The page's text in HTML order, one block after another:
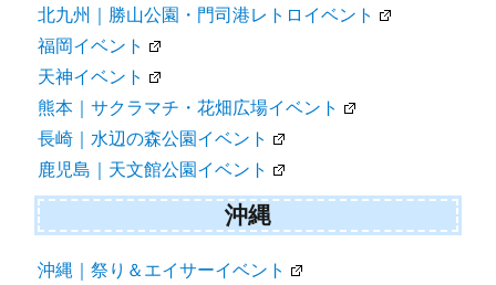
北九州｜勝山公園・門司港レトロイベント
福岡イベント
天神イベント
熊本｜サクラマチ・花畑広場イベント
長崎｜水辺の森公園イベント
鹿児島｜天文館公園イベント
沖縄
沖縄｜祭り＆エイサーイベント